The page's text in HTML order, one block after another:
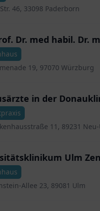
46, 33098 Paderborn
Dr. med habil. Dr.
Beck
19, 97070 Würzburg
in der
11, 89231
Ulm
Medizin
Allee 23, 89081 Ulm